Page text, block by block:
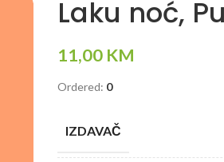
Laku noć,
11,00 KM
Ordered: 0
IZDAVAČ